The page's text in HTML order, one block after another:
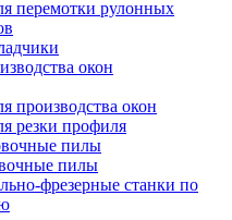
перемотки рулонных
окон
производства окон
резки профиля
пилы
пилы
фрезерные станки по